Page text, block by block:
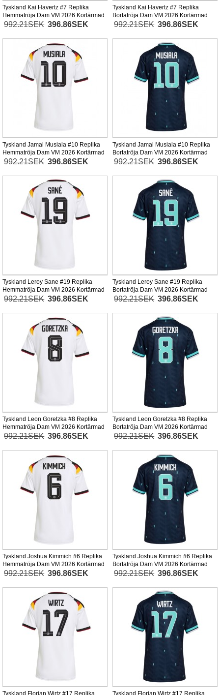
Tyskland Kai Havertz #7 Replika
Hemmatröja Dam VM 2026 Kortärmad
992.21SEK 396.86SEK
Tyskland Kai Havertz #7 Replika
Bortatröja Dam VM 2026 Kortärmad
992.21SEK 396.86SEK
Tyskland Jamal Musiala #10 Replika
Hemmatröja Dam VM 2026 Kortärmad
992.21SEK 396.86SEK
Tyskland Jamal Musiala #10 Replika
Bortatröja Dam VM 2026 Kortärmad
992.21SEK 396.86SEK
Tyskland Leroy Sane #19 Replika
Hemmatröja Dam VM 2026 Kortärmad
992.21SEK 396.86SEK
Tyskland Leroy Sane #19 Replika
Bortatröja Dam VM 2026 Kortärmad
992.21SEK 396.86SEK
Tyskland Leon Goretzka #8 Replika
Hemmatröja Dam VM 2026 Kortärmad
992.21SEK 396.86SEK
Tyskland Leon Goretzka #8 Replika
Bortatröja Dam VM 2026 Kortärmad
992.21SEK 396.86SEK
Tyskland Joshua Kimmich #6 Replika
Hemmatröja Dam VM 2026 Kortärmad
992.21SEK 396.86SEK
Tyskland Joshua Kimmich #6 Replika
Bortatröja Dam VM 2026 Kortärmad
992.21SEK 396.86SEK